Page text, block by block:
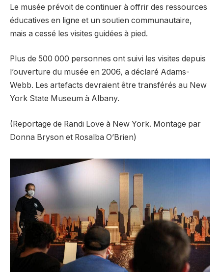
Le musée prévoit de continuer à offrir des ressources
éducatives en ligne et un soutien communautaire,
mais a cessé les visites guidées à pied.
Plus de 500 000 personnes ont suivi les visites depuis
l’ouverture du musée en 2006, a déclaré Adams-
Webb. Les artefacts devraient être transférés au New
York State Museum à Albany.
(Reportage de Randi Love à New York. Montage par
Donna Bryson et Rosalba O’Brien)